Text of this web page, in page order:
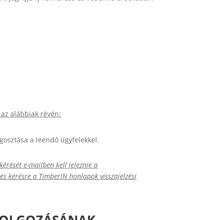
alábbiak révén:
a leendő ügyfelekkel.
e-mailben kell jeleznie a
kérésre a TimberIN honlapok visszajelzési